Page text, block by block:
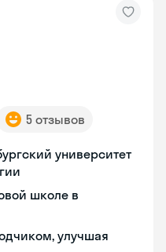
5 отзывов
университет
школе в
улучшая